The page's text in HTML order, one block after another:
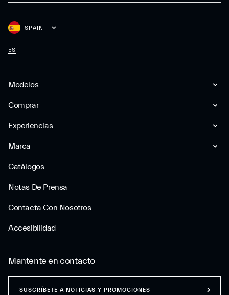
Modelos
Comprar
Experiencias
Marca
Catálogos
Notas De Prensa
Contacta Con Nosotros
Accesibilidad
SPAIN
ES
Mantente en contacto
SUSCRÍBETE A NOTICIAS Y PROMOCIONES